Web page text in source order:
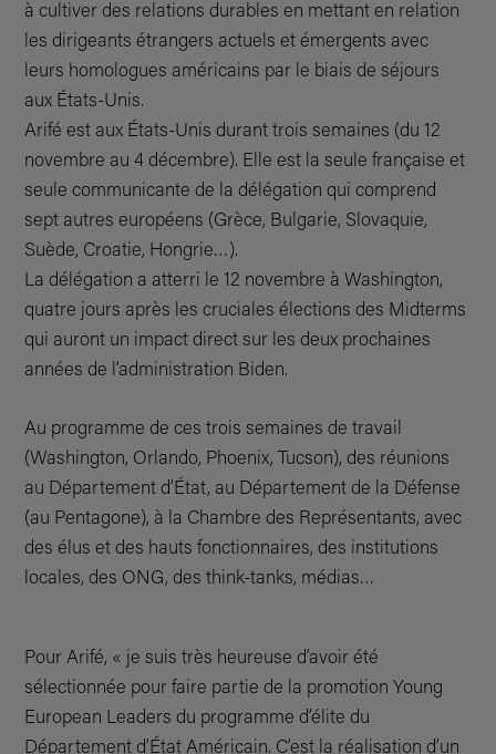
à cultiver des relations durables en mettant en relation
les dirigeants étrangers actuels et émergents avec
leurs homologues américains par le biais de séjours
aux États-Unis.
Arifé est aux États-Unis durant trois semaines (du 12
novembre au 4 décembre). Elle est la seule française et
seule communicante de la délégation qui comprend
sept autres européens (Grèce, Bulgarie, Slovaquie,
Suède, Croatie, Hongrie…).
La délégation a atterri le 12 novembre à Washington,
quatre jours après les cruciales élections des Midterms
qui auront un impact direct sur les deux prochaines
années de l’administration Biden.
Au programme de ces trois semaines de travail
(Washington, Orlando, Phoenix, Tucson), des réunions
au Département d’État, au Département de la Défense
(au Pentagone), à la Chambre des Représentants, avec
des élus et des hauts fonctionnaires, des institutions
locales, des ONG, des think-tanks, médias…
Pour Arifé, « je suis très heureuse d’avoir été
sélectionnée pour faire partie de la promotion Young
European Leaders du programme d’élite du
Département d’État Américain. C’est la réalisation d’un